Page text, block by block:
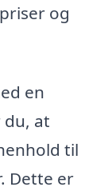
og
en
at
til
Dette er